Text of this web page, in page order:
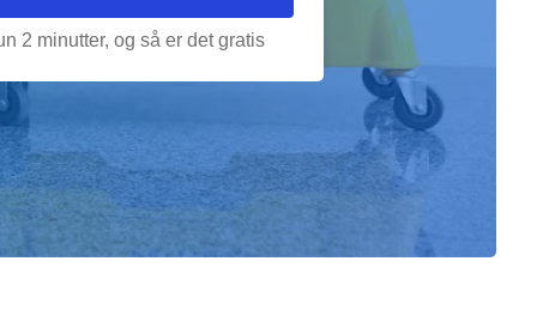
2 minutter, og så er det gratis